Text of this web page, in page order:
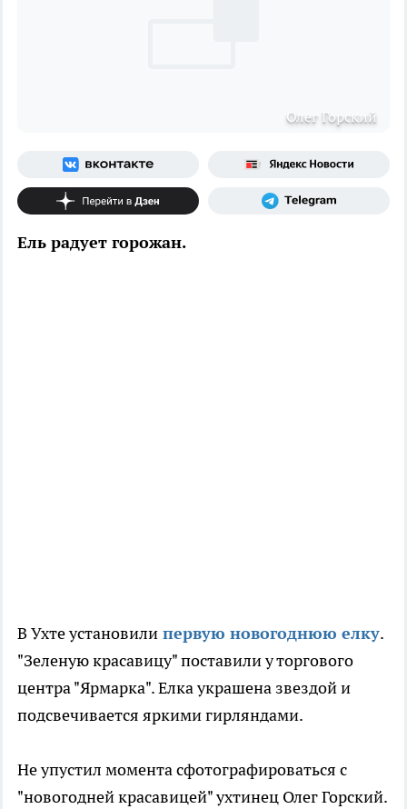
Олег Горский
Ель радует горожан.
В Ухте установили первую новогоднюю елку.
"Зеленую красавицу" поставили у торгового
центра "Ярмарка". Елка украшена звездой и
подсвечивается яркими гирляндами.
Не упустил момента сфотографироваться с
"новогодней красавицей" ухтинец Олег Горский.